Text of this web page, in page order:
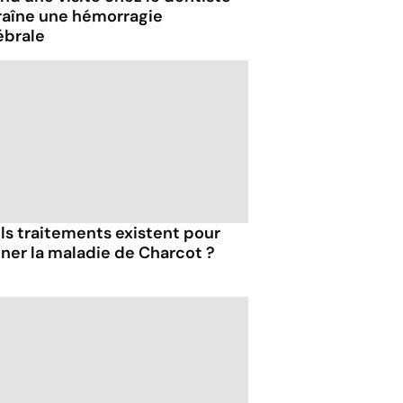
une hémorragie
traitements existent pour
la maladie de Charcot ?